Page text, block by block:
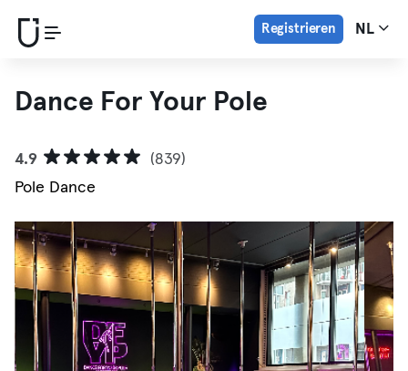
Registrieren NL
Dance For Your Pole
4.9
(839)
Pole Dance